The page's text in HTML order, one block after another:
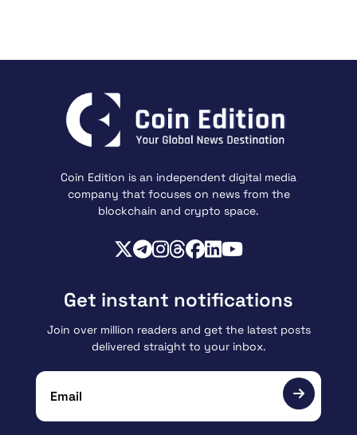
Coin Edition is an independent digital media
company that focuses on news from the
blockchain and crypto space.
Get instant notifications
Join over million readers and get the latest posts
delivered straight to your inbox.